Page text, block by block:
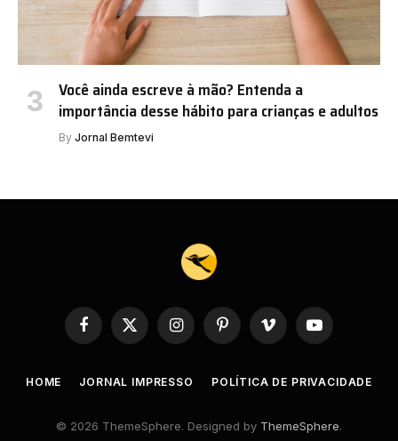
Você ainda escreve à mão? Entenda a
importância desse hábito para crianças e adultos
By Jornal Bemtevi
Facebook
X
(Twitter)
InstagramPinterestVimeo YouTube
HOME JORNAL IMPRESSO POLÍTICA DE PRIVACIDADE
© 2026 ThemeSphere. Designed by ThemeSphere.